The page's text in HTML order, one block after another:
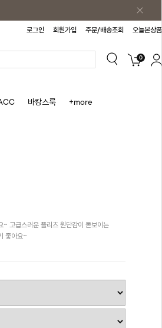
로그인 회원가입 주문/배송조회 오늘본상품
0
바캉스룩 +more
~ 고급스러운 플리츠 원단감이 돋보이는
좋아요~